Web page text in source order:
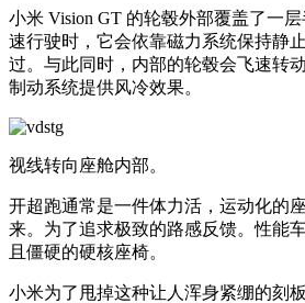
小米 Vision GT 的轮毂外部覆盖了一
速行驶时，它会依靠磁力系统保持静
过。与此同时，内部的轮毂会飞速转
制动系统提供风冷效果。
视线转向座舱内部。
开超跑通常是一件体力活，运动化的
来。为了追求极致的路感反馈。性能
且僵硬的硬核座椅。
小米为了甩掉这种让人浑身紧绷的刻